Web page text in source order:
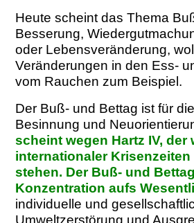
Heute scheint das Thema
Besserung,
oder Lebensveränderung,
Veränderungen in den Ess-
vom Rauchen zum Beispiel.
Der Buß- und Bettag ist für
Besinnung und
scheint wegen Hartz IV,
internationaler
stehen. Der Buß- und
Konzentration aufs
individuelle und
Umweltzerstörung und